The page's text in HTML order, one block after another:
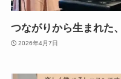
つながりから生まれた
2026年4月7日